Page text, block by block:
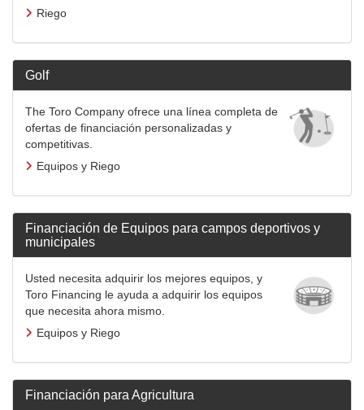
Riego
Golf
The Toro Company ofrece una línea completa de
ofertas de financiación personalizadas y
competitivas.
Equipos y Riego
Financiación de Equipos para campos deportivos y
municipales
Usted necesita adquirir los mejores equipos, y
Toro Financing le ayuda a adquirir los equipos
que necesita ahora mismo.
Equipos y Riego
Financiación para Agricultura